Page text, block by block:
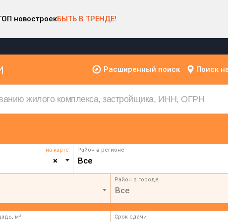
новостроекБЫТЬ В ТРЕНДЕ!
Расширенный поиск Поиск
на карте
×
Район в регионе
Все
Район в городе
Все
м² Срок сдачи